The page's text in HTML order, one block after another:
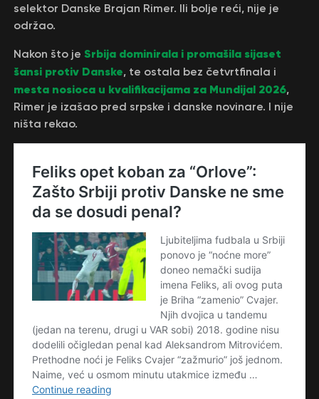
selektor Danske Brajan Rimer. Ili bolje reći, nije je
održao.
Nakon što je Srbija dominirala i promašila sijaset
šansi protiv Danske, te ostala bez četvrtfinala i
mesta nosioca u kvalifikacijama za Mundijal 2026,
Rimer je izašao pred srpske i danske novinare. I nije
ništa rekao.